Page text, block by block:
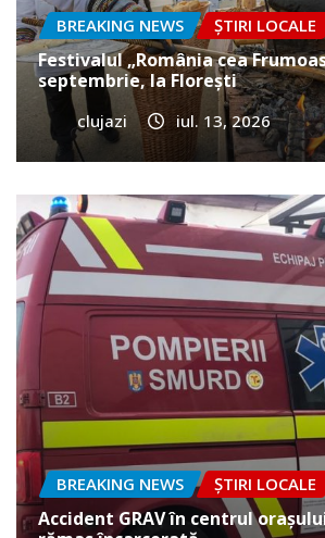
BREAKING NEWS ȘTIRI LOCALE
Festivalul „România cea
septembrie, la Florești
clujazi iul. 13, 2026
BREAKING NEWS ȘTIRI LOCALE
Accident GRAV în centrul